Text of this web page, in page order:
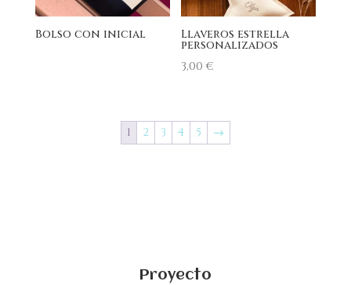
Bolso con inicial Llaveros estrella
personalizados
3,00€
1 2 3 4 5 →
Proyecto